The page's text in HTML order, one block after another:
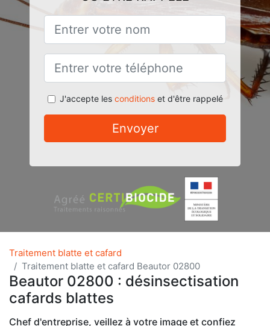
J'accepte les conditionset d'être rappelé
Envoyer
Traitement blatte et cafard
Traitement blatte et cafard Beautor 02800
Beautor 02800 : désinsectisation
cafards blattes
Chef d'entreprise, veillez à votre image et confiez